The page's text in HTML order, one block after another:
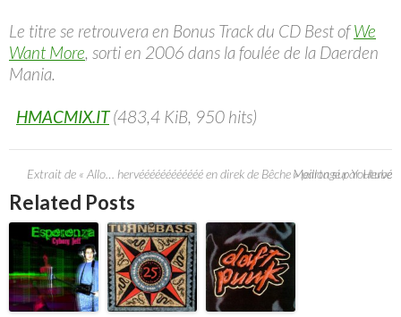
Le titre se retrouvera en Bonus Track du CD Best ofWe
Want More, sorti en 2006 dans la foulée de la Daerden
Mania.
HMACMIX.IT(483,4 KiB, 950 hits)
Extrait de « Allo… hervéééééééééééé en direk de Bêche » partagé par Hervé Meillon sur Youtube
Related Posts